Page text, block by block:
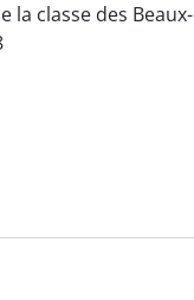
la classe des Beaux-